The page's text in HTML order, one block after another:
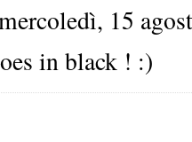
15
in black ! :)